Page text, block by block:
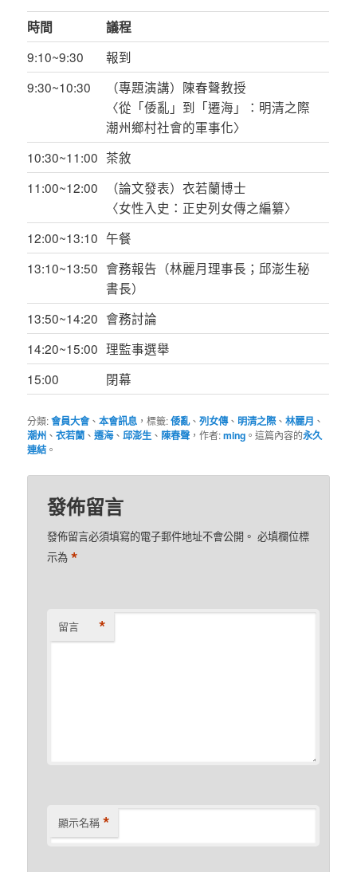
時間 議程
9:10~9:30
報到
9:30~10:30
（專題演講）陳春聲教授
〈從「倭亂」到「遷海」：明清之際
潮州鄉村社會的軍事化〉
10:30~11:00 茶敘
11:00~12:00
（論文發表）衣若蘭博士
〈女性入史：正史列女傳之編纂〉
12:00~13:10 午餐
13:10~13:50 會務報告（林麗月理事長；邱澎生秘
書長）
13:50~14:20 會務討論
14:20~15:00 理監事選舉
15:00
閉幕
分類:會員大會、本會訊息 ，標籤:倭亂、列女傳、 明清之際、林麗月 、
潮州 、衣若蘭 、遷海、邱澎生 、 陳春聲 ，作者:ming 。這篇內容的永久
連結。
發佈留言
發佈留言必須填寫的電子郵件地址不會公開。 必填欄位標
示為 *
留言 *
顯示名稱 *